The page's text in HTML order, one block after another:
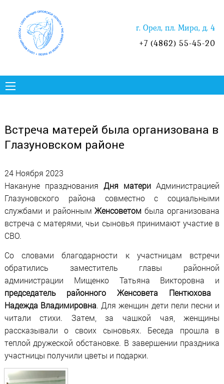
г. Орел, пл. Мира, д. 4
+7 (4862) 55-45-20
Встреча матерей была организована в
Глазуновском районе
24 Ноября 2023
Накануне празднования Дня матери Администрацией
Глазуновского района совместно с социальными
службами и районнымЖенсоветом была организована
встреча с матерями, чьи сыновья принимают участие в
СВО.
Со словами благодарности к участницам встречи
обратились заместитель главы районной
администрации Мищенко Татьяна Викторовна и
председатель районного Женсовета Пентюхова
Надежда Владимировна. Для женщин дети пели песни и
читали стихи. Затем, за чашкой чая, женщины
рассказывали о своих сыновьях. Беседа прошла в
теплой дружеской обстановке. В завершении праздника
участницы получили цветы и подарки.